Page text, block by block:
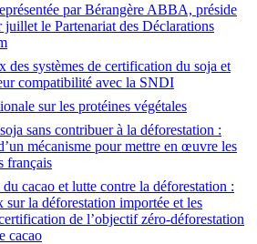
par Bérangère ABBA, préside
juillet le Partenariat des Déclarations
des systèmes de certification du soja et
compatibilité avec la SNDI
sur les protéines végétales
sans contribuer à la déforestation :
mécanisme pour mettre en œuvre les
français
cacao et lutte contre la déforestation :
sur la déforestation importée et les
de l’objectif zéro-déforestation
cacao